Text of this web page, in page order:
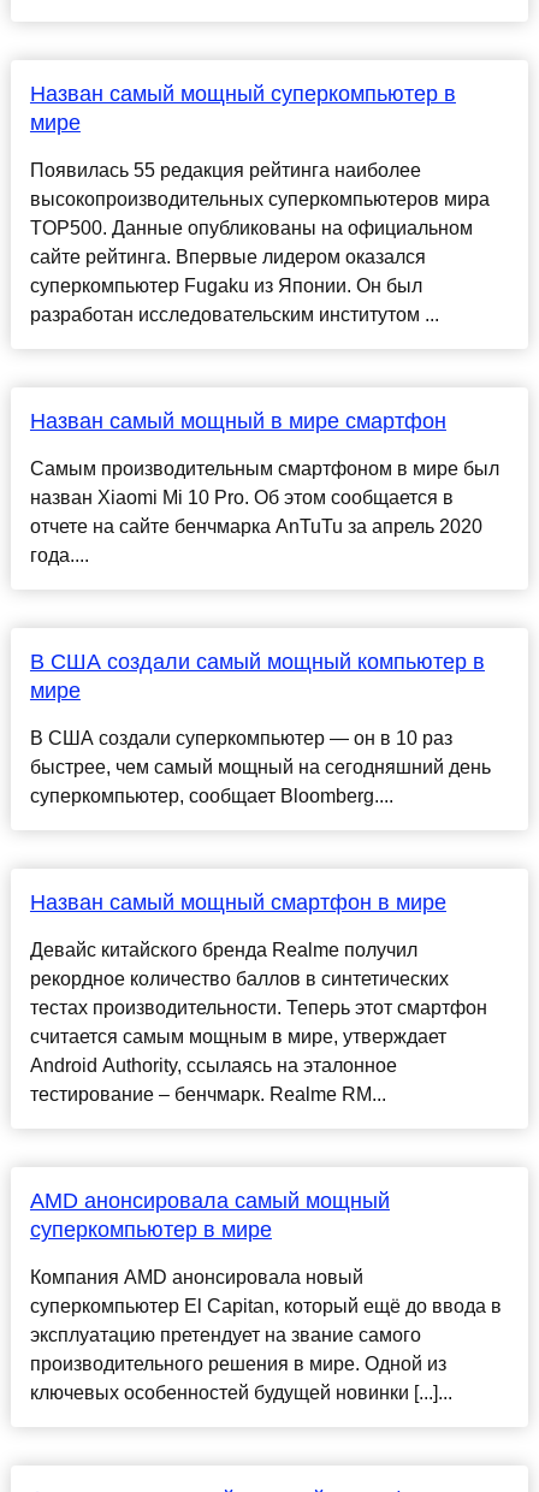
Назван самый мощный суперкомпьютер в
мире
Появилась 55 редакция рейтинга наиболее
высокопроизводительных суперкомпьютеров мира
TOP500. Данные опубликованы на официальном
сайте рейтинга. Впервые лидером оказался
суперкомпьютер Fugaku из Японии. Он был
разработан исследовательским институтом ...
Назван самый мощный в мире смартфон
Самым производительным смартфоном в мире был
назван Xiaomi Mi 10 Pro. Об этом сообщается в
отчете на сайте бенчмарка AnTuTu за апрель 2020
года....
В США создали самый мощный компьютер в
мире
В США создали суперкомпьютер — он в 10 раз
быстрее, чем самый мощный на сегодняшний день
суперкомпьютер, сообщает Bloomberg....
Назван самый мощный смартфон в мире
Девайс китайского бренда Realme получил
рекордное количество баллов в синтетических
тестах производительности. Теперь этот смартфон
считается самым мощным в мире, утверждает
Android Authority, ссылаясь на эталонное
тестирование – бенчмарк. Realme RM...
AMD анонсировала самый мощный
суперкомпьютер в мире
Компания AMD анонсировала новый
суперкомпьютер El Capitan, который ещё до ввода в
эксплуатацию претендует на звание самого
производительного решения в мире. Одной из
ключевых особенностей будущей новинки [...]...